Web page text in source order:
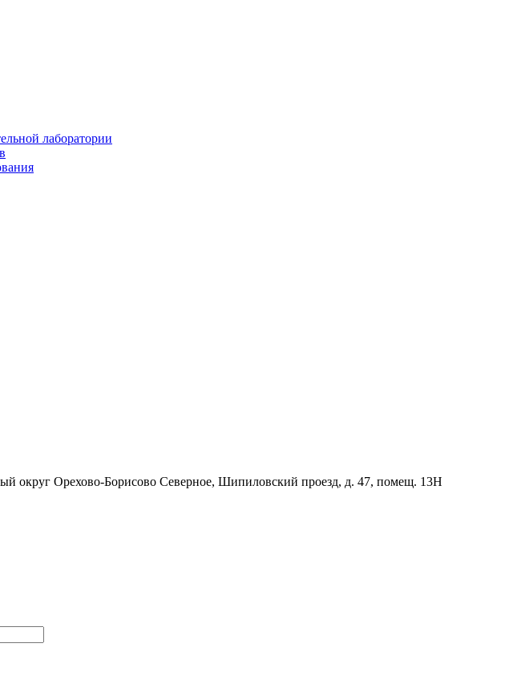
лаборатории
округ Орехово-Борисово Северное, Шипиловский проезд, д. 47, помещ. 13Н